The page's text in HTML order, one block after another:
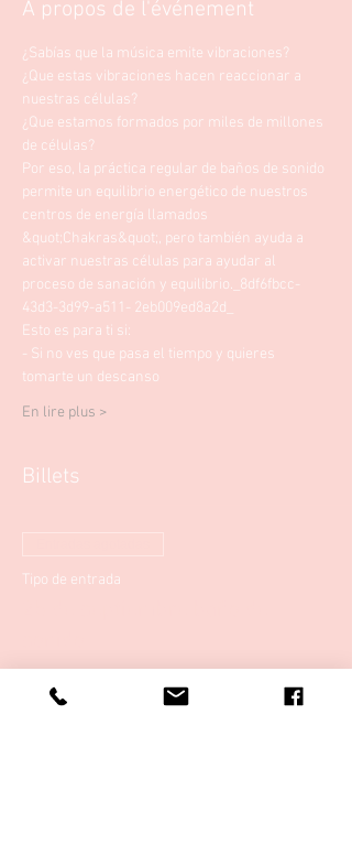
À propos de l'événement
¿Sabías que la música emite vibraciones?
¿Que estas vibraciones hacen reaccionar a
nuestras células?
¿Que estamos formados por miles de millones
de células?
Por eso, la práctica regular de baños de sonido
permite un equilibrio energético de nuestros
centros de energía llamados
&quot;Chakras&quot;, pero también ayuda a
activar nuestras células para ayudar al
proceso de sanación y equilibrio._8df6fbcc-
43d3-3d99-a511- 2eb009ed8a2d_
Esto es para ti si:
- Si no ves que pasa el tiempo y quieres
tomarte un descanso
En lire plus >
Billets
Tipo de entrada
Precio
20,00 €